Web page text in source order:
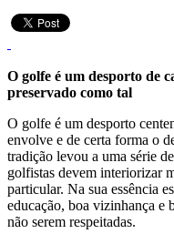
O golfe é um desporto de
preservado como tal
O golfe é um desporto
envolve e de certa forma o
tradição levou a uma série
golfistas devem interiorizar
particular. Na sua essência
educação, boa vizinhança e
não serem respeitadas.